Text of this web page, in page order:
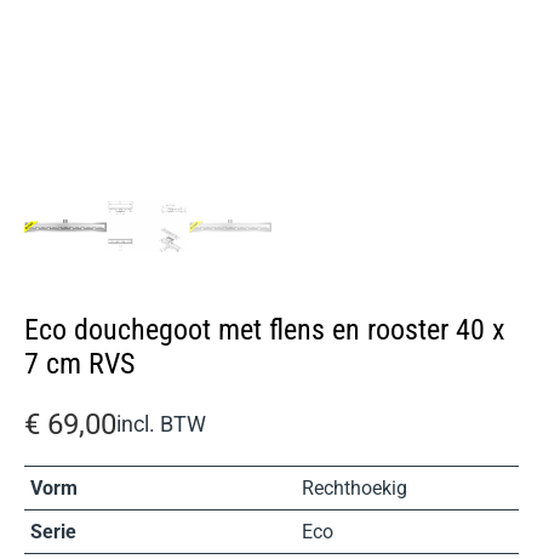
Eco douchegoot met flens en rooster 40 x
7 cm RVS
€ 69,00incl. BTW
Vorm
Rechthoekig
Serie
Eco